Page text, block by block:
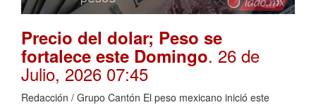
Precio del dolar; Peso se
fortalece este Domingo. 26 de
Julio, 2026 07:45
Redacción / Grupo Cantón El peso mexicano inició este